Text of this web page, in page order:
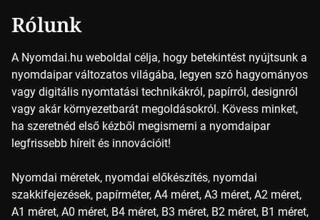
Rólunk
A Nyomdai.hu weboldal célja, hogy betekintést nyújtsunk a
nyomdaipar változatos világába, legyen szó hagyományos
vagy digitális nyomtatási technikákról, papírról, designról
vagy akár környezetbarát megoldásokról. Kövess minket,
ha szeretnéd első kézből megismerni a nyomdaipar
legfrissebb híreit és innovációit!
Nyomdai méretek, nyomdai előkészítés, nyomdai
szakkifejezések, papírméter, A4 méret, A3 méret, A2 méret,
A1 méret, A0 méret, B4 méret, B3 méret, B2 méret, B1 méret,